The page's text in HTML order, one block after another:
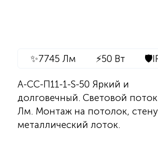
✨7745 Лм ⚡50 Вт 🛡️
А-СС-П11-1-S-50 Яркий и
долговечный. Световой
Лм. Монтаж на потолок,
металлический лоток.